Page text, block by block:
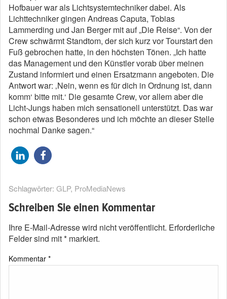
Hofbauer war als Lichtsystemtechniker dabei. Als
Lichttechniker gingen Andreas Caputa, Tobias
Lammerding und Jan Berger mit auf „Die Reise“. Von der
Crew schwärmt Standtom, der sich kurz vor Tourstart den
Fuß gebrochen hatte, in den höchsten Tönen. „Ich hatte
das Management und den Künstler vorab über meinen
Zustand informiert und einen Ersatzmann angeboten. Die
Antwort war: ‚Nein, wenn es für dich in Ordnung ist, dann
komm‘ bitte mit.‘ Die gesamte Crew, vor allem aber die
Licht-Jungs haben mich sensationell unterstützt. Das war
schon etwas Besonderes und ich möchte an dieser Stelle
nochmal Danke sagen.“
Schlagwörter: GLP, ProMediaNews
Schreiben Sie einen Kommentar
Ihre E-Mail-Adresse wird nicht veröffentlicht. Erforderliche
Felder sind mit* markiert.
Kommentar *